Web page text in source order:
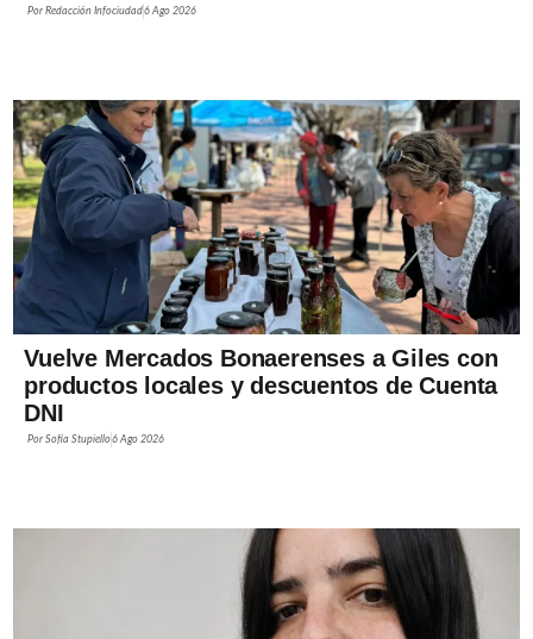
PorRedacción Infociudad6 Ago 2026
Vuelve Mercados Bonaerenses a Giles con
productos locales y descuentos de Cuenta
DNI
PorSofía Stupiello6 Ago 2026